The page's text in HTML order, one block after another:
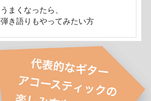
うまくなったら、
弾き語りもやってみたい方